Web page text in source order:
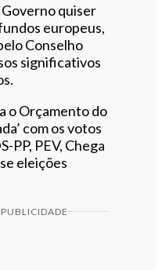
quiser
europeus,
Conselho
significativos
o Orçamento do
com os votos
PP, PEV, Chega
eleições